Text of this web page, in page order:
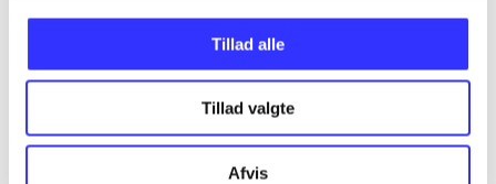
Tillad alle
Tillad valgte
Afvis